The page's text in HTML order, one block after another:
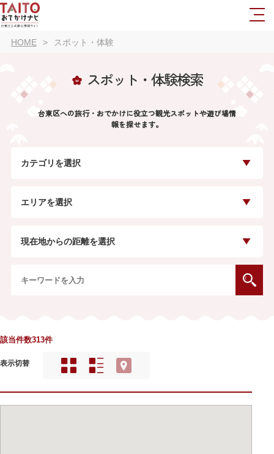
HOME スポット・体験
スポット・体験検索
台東区への旅行・おでかけに役立つ観光スポットや遊び場情
報を探せます。
カテゴリを選択
エリアを選択
現在地からの距離を選択
該当件数313件
表示切替